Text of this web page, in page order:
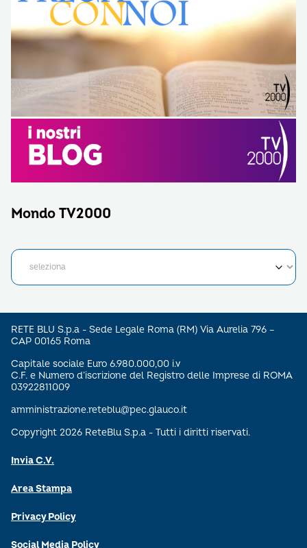
Mondo TV2000
RETE BLU S.p.a - Sede Legale Roma (RM) Via Aurelia 796 –
CAP 00165 Roma
Capitale sociale Euro 6.980.000,00 i.v
C.F. e Numero d’iscrizione del Registro delle Imprese di ROMA
03922811009
amministrazione.reteblu@pec.glauco.it
Copyright 2026 ReteBlu S.p.a - Tutti i diritti riservati.
Invia C.V.
Area Stampa
Privacy Policy
Social Media Policy